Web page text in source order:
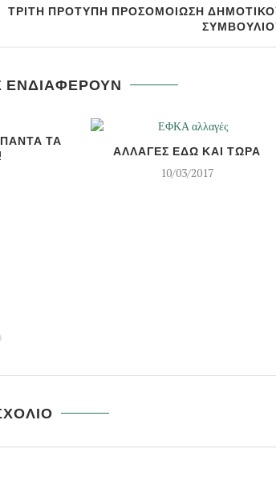
ΤΡΙΤΗ ΠΡΟΤΥΠΗ ΠΡΟΣΟΜΟΙΩΣΗ
ΕΝΔΙΑΦΕΡΟΥΝ
ΤΑ
ΑΛΛΑΓΕΣ ΕΔΩ ΚΑΙ ΤΩΡΑ
10/03/2017